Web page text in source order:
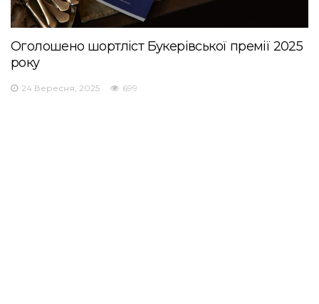
Оголошено шортліст Букерівської премії 2025
року
24 Вересня, 2025 699